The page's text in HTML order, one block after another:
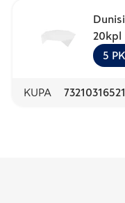
20kpl
5
KUPA